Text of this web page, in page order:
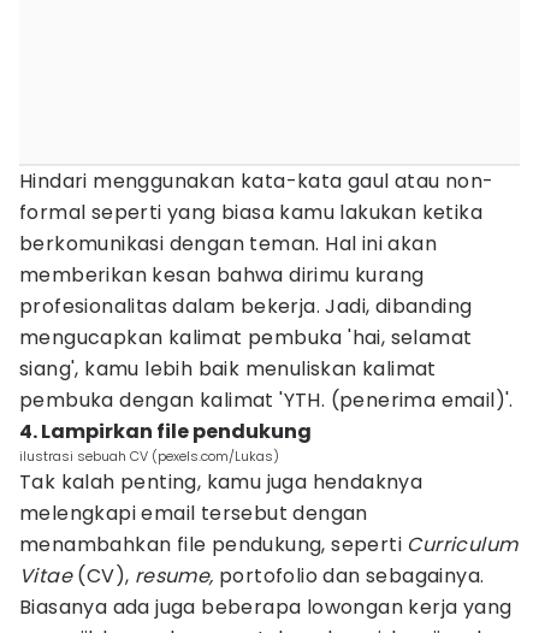
Hindari menggunakan kata-kata gaul atau non-
formal seperti yang biasa kamu lakukan ketika
berkomunikasi dengan teman. Hal ini akan
memberikan kesan bahwa dirimu kurang
profesionalitas dalam bekerja. Jadi, dibanding
mengucapkan kalimat pembuka 'hai, selamat
siang', kamu lebih baik menuliskan kalimat
pembuka dengan kalimat 'YTH. (penerima email)'.
4. Lampirkan file pendukung
ilustrasi sebuah CV (pexels.com/Lukas)
Tak kalah penting, kamu juga hendaknya
melengkapi email tersebut dengan
menambahkan file pendukung, seperti Curriculum
Vitae(CV), resume, portofolio dan sebagainya.
Biasanya ada juga beberapa lowongan kerja yang